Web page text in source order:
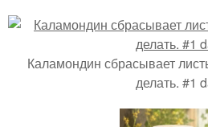
Каламондин сбрасывает
делать. #1